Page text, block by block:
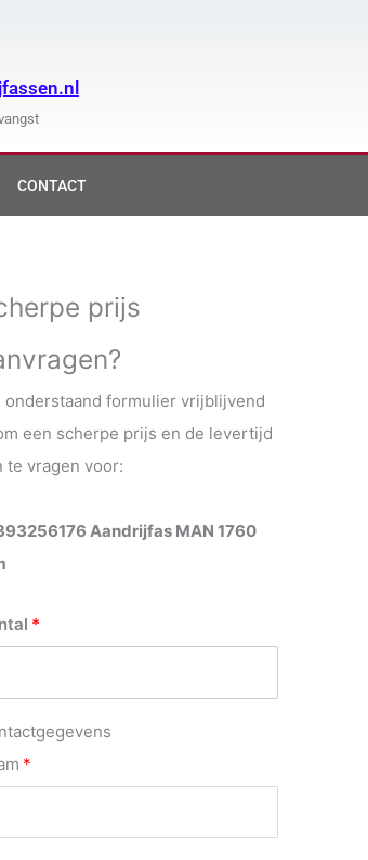
CONTACT
prijs
onderstaand formulier vrijblijvend
een scherpe prijs en de levertijd
te vragen voor:
Aandrijfas MAN 1760